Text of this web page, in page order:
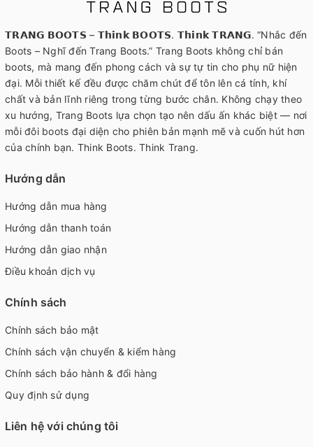
𝗧𝗥𝗔𝗡𝗚 𝗕𝗢𝗢𝗧𝗦 – 𝗧𝗵𝗶𝗻𝗸 𝗕𝗢𝗢𝗧𝗦. 𝗧𝗵𝗶𝗻𝗸 𝗧𝗥𝗔𝗡𝗚. “Nhắc đến
Boots – Nghĩ đến Trang Boots.” Trang Boots không chỉ bán
boots, mà mang đến phong cách và sự tự tin cho phụ nữ hiện
đại. Mỗi thiết kế đều được chăm chút để tôn lên cá tính, khí
chất và bản lĩnh riêng trong từng bước chân. Không chạy theo
xu hướng, Trang Boots lựa chọn tạo nên dấu ấn khác biệt — nơi
mỗi đôi boots đại diện cho phiên bản mạnh mẽ và cuốn hút hơn
của chính bạn. Think Boots. Think Trang.
Hướng dẫn
Hướng dẫn mua hàng
Hướng dẫn thanh toán
Hướng dẫn giao nhận
Điều khoản dịch vụ
Chính sách
Chính sách bảo mật
Chính sách vận chuyển & kiểm hàng
Chính sách bảo hành & đổi hàng
Quy định sử dụng
Liên hệ với chúng tôi